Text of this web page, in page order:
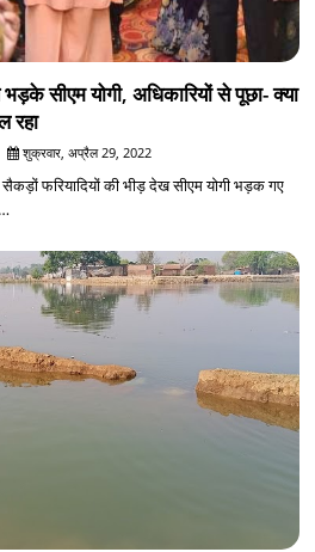
सीएम योगी, अधि‍कार‍ियों से पूछा- क्या
रहा
शुक्रवार, अप्रैल 29, 2022
फरियादियों की भीड़ देख सीएम योगी भड़क गए